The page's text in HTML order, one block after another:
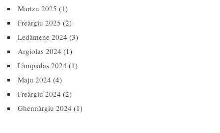
Martzu 2025 (1)
Freàrgiu 2025 (2)
Ledàmene 2024 (3)
Argiolas 2024 (1)
Làmpadas 2024 (1)
Maju 2024 (4)
Freàrgiu 2024 (2)
Ghennàrgiu 2024 (1)